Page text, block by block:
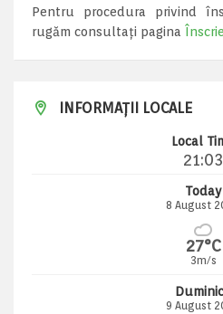
Pentru procedura privind
rugăm consultați pagina
INFORMAȚII LOCALE
Local
21:03
Today
8 August
27°C
3m/s
9 August